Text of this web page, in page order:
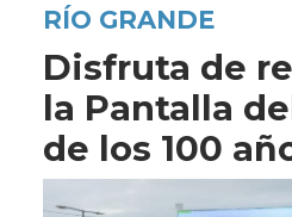
RÍO GRANDE
Disfruta de
la Pantalla
de los 100